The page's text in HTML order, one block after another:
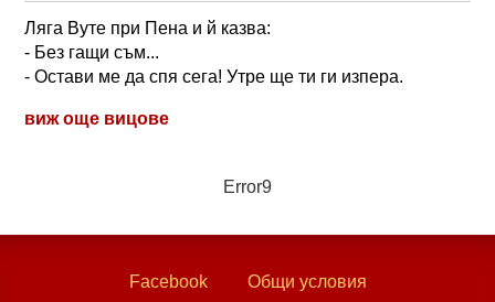
Ляга Вуте при Пена и й казва:
- Без гащи съм...
- Остави ме да спя сега! Утре ще ти ги изпера.
виж още вицове
Error9
Facebook Общи условия